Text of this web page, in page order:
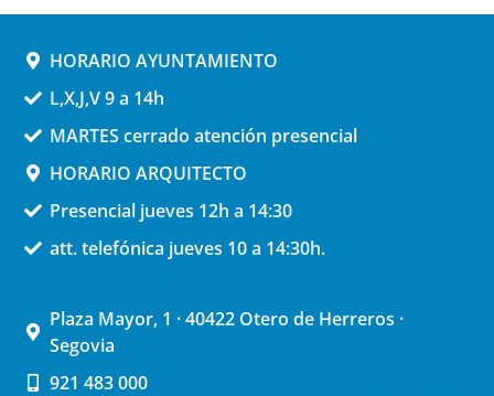
HORARIO AYUNTAMIENTO
L,X,J,V 9 a 14h
MARTES cerrado atención presencial
HORARIO ARQUITECTO
Presencial jueves 12h a 14:30
att. telefónica jueves 10 a 14:30h.
Plaza Mayor, 1 · 40422 Otero de Herreros ·
Segovia
921 483 000